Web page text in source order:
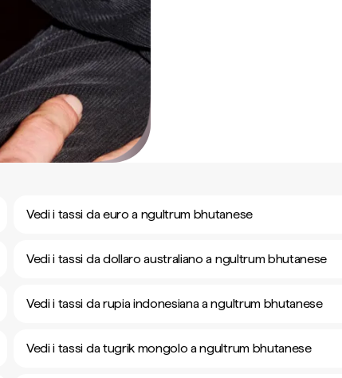
Vedi i tassi da euro a ngultrum bhutanese
Vedi i tassi da dollaro australiano a ngultrum bhutanese
Vedi i tassi da rupia indonesiana a ngultrum bhutanese
Vedi i tassi da tugrik mongolo a ngultrum bhutanese